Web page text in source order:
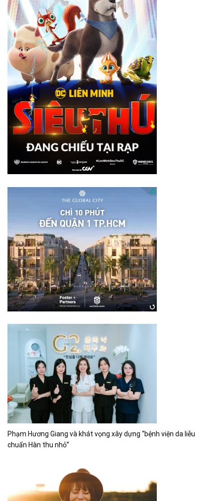
Phạm Hương Giang và khát vọng xây dựng “bệnh viện da liễu
chuẩn Hàn thu nhỏ”